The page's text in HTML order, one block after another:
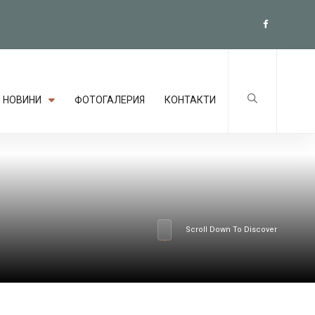
НОВИНИ ФОТОГАЛЕРИЯ КОНТАКТИ
Scroll Down To Discover